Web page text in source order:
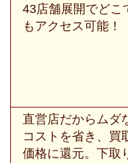
43店舗展開でどこ
もアクセス可能！
直営店だからムダ
コストを省き、買
価格に還元。下取